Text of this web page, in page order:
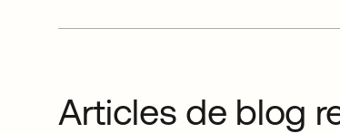
Articles de blog